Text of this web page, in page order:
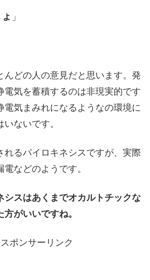
」
んどの人の意見だと思います。発
電気を蓄積するのは非現実的です
電気まみれになるようなの環境に
ないです。
れるパイロキネシスですが、実際
などのようです。
シスはあくまでオカルトチックな
がいいですね。
スポンサーリンク